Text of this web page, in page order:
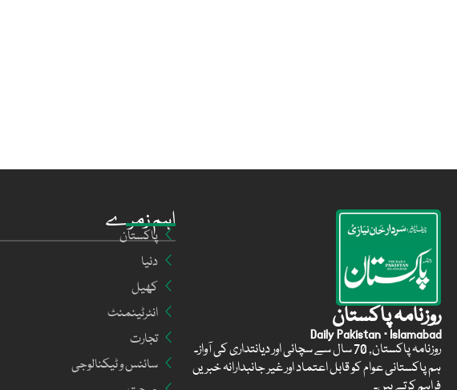
اہم زمرے
پاکستان
دنیا
کھیل
انٹرٹینمنٹ
تجارت
سائنس و ٹیکنالوجی
روزنامہ پاکستان
Daily Pakistan · Islamabad
روزنامہ پاکستان, 70 سال سے سچائی اور دیانتداری کی آواز۔
ہم پاکستانی عوام کو قابل اعتماد اور غیر جانبدارانہ خبریں